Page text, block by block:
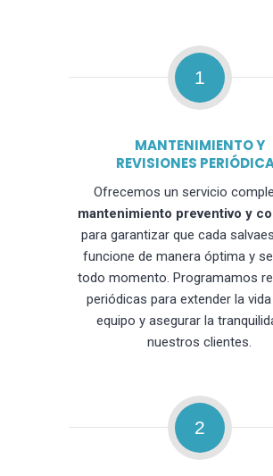
1
MANTENIMIENTO Y
REVISIONES
Ofrecemos un servicio
mantenimiento preventivo y
para garantizar que cada
funcione de manera óptima y
todo momento. Programamos
periódicas para extender la vida
equipo y asegurar la
nuestros clientes.
2